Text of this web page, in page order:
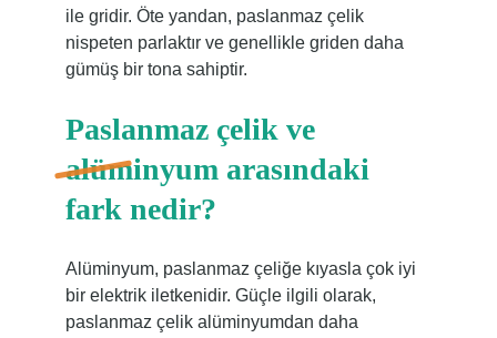
ile gridir. Öte yandan, paslanmaz çelik
nispeten parlaktır ve genellikle griden daha
gümüş bir tona sahiptir.
Paslanmaz çelik ve
alüminyum arasındaki
fark nedir?
Alüminyum, paslanmaz çeliğe kıyasla çok iyi
bir elektrik iletkenidir. Güçle ilgili olarak,
paslanmaz çelik alüminyumdan daha